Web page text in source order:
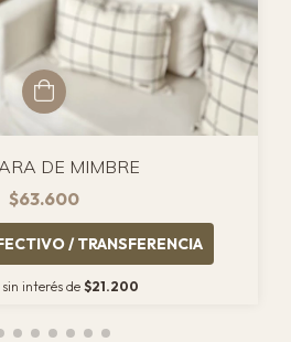
DE MIMBRE
$63.600
/ TRANSFERENCIA
interés de $21.200